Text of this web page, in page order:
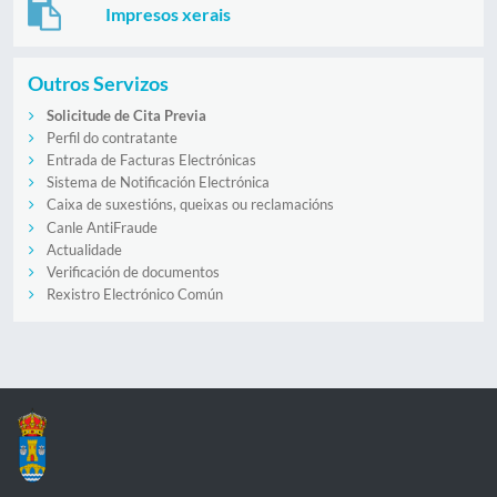
Impresos xerais
Outros Servizos
Solicitude de Cita Previa
Perfil do contratante
Entrada de Facturas Electrónicas
Sistema de Notificación Electrónica
Caixa de suxestións, queixas ou reclamacións
Canle AntiFraude
Actualidade
Verificación de documentos
Rexistro Electrónico Común